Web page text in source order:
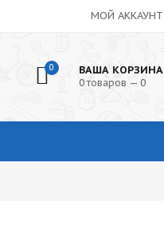
МОЙ АККАУНТ
0 ВАША КОРЗИНА
0 товаров — 0